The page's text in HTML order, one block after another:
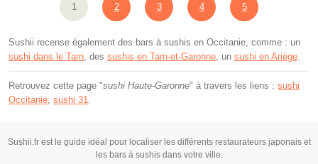
1 2 3 4 5
Sushii recense également des bars à sushis en Occitanie, comme : un
sushi dans le Tarn , des sushis en Tarn-et-Garonne , un sushi en Ariège
Retrouvez cette page "sushi Haute-Garonne" à travers les liens : sushi
Occitanie sushi 31
Sushii.fr est le guide idéal pour localiser les différents restaurateurs japonais et
les bars à sushis dans votre ville.